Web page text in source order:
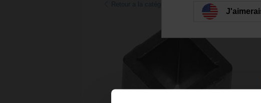
Retour a la catégorie de produits